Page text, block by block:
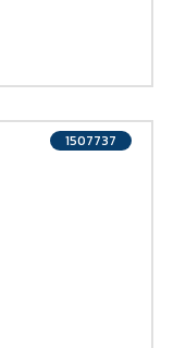
1507737